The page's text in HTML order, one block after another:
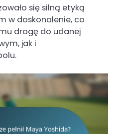
się silną etyką
w doskonalenie, co
drogę do udanej
jak i